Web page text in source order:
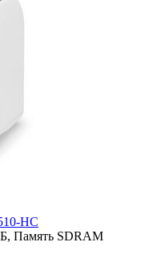
HC
Память SDRAM